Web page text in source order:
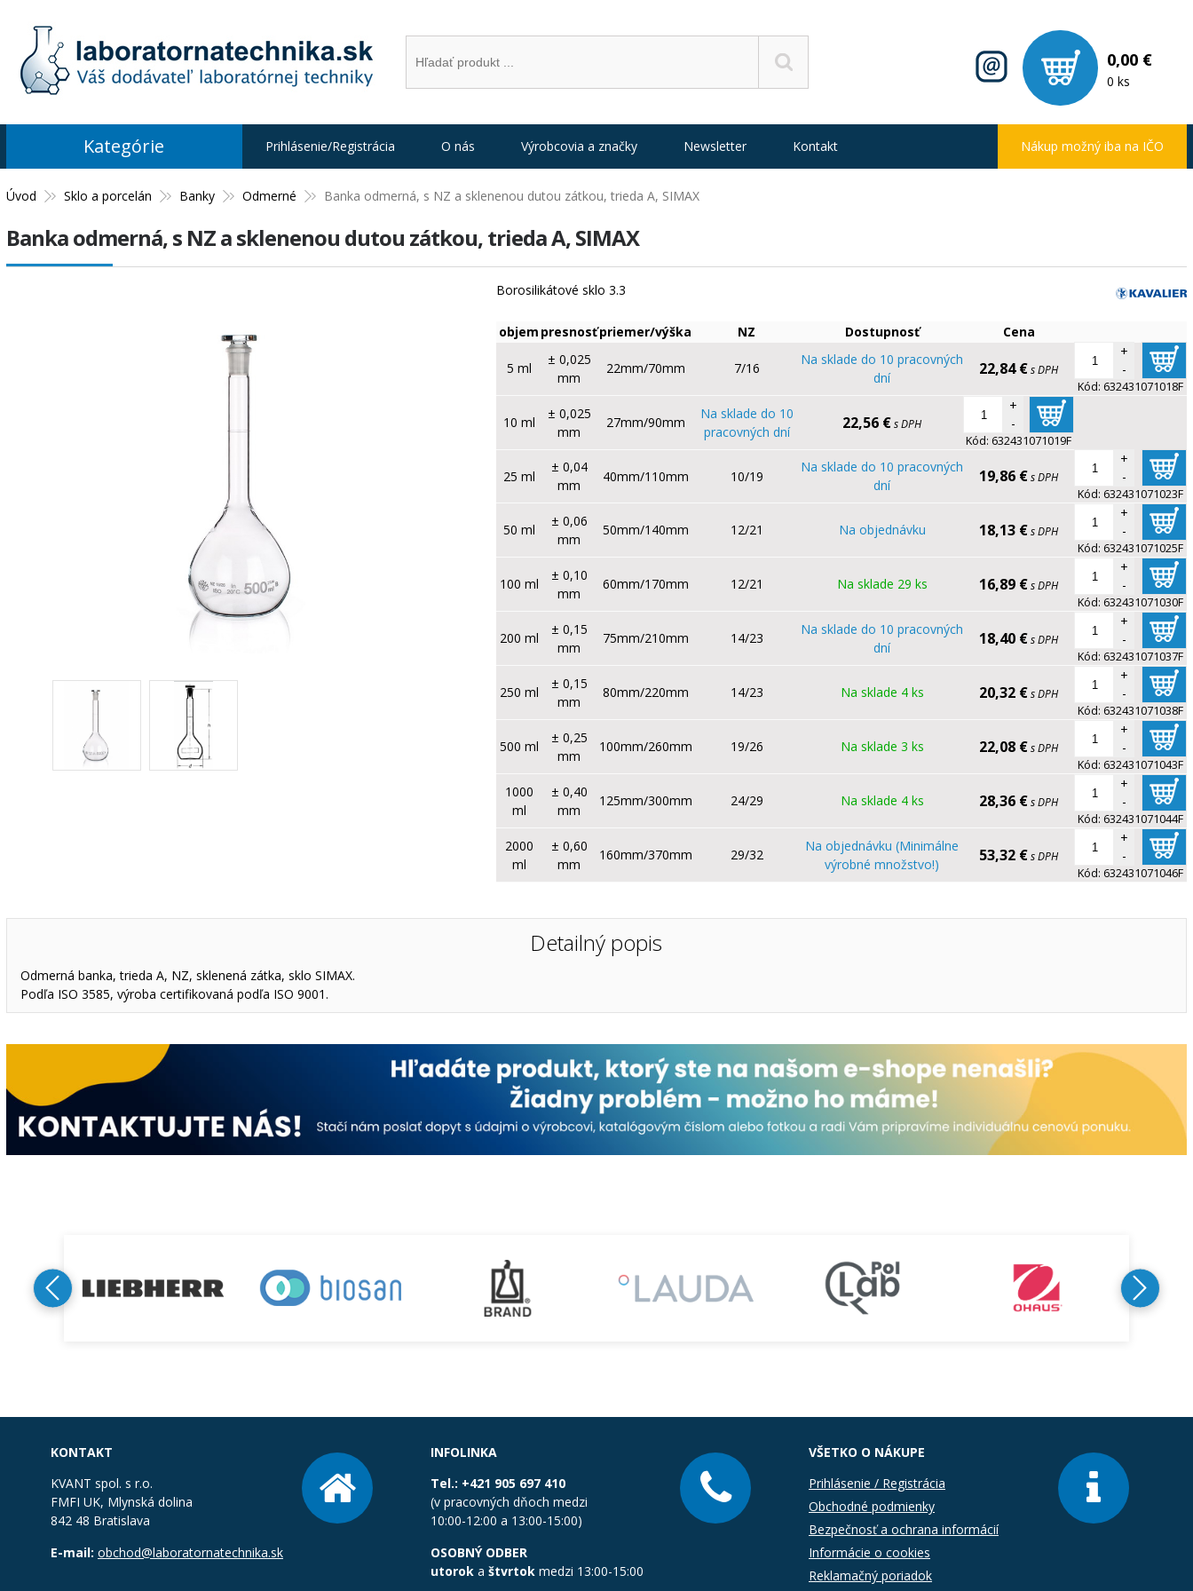
0,00 €
0 ks
Úvod Sklo a porcelán Banky Odmerné Banka odmerná, s NZ a sklenenou dutou zátkou, trieda A, SIMAX
Banka odmerná, s NZ a sklenenou dutou zátkou, trieda A, SIMAX
Borosilikátové sklo 3.3
objem presnosťpriemer/výška NZ Dostupnosť Cena
5 ml
± 0,025
mm
22mm/70mm 7/16
Na sklade do 10 pracovných
dní
22,84 €s DPH
+
-
Kód: 632431071018F
10 ml
± 0,025
mm
27mm/90mm
Na sklade do 10
pracovných dní
22,56 €s DPH
+
-
Kód: 632431071019F
25 ml
± 0,04
mm
40mm/110mm 10/19
Na sklade do 10 pracovných
dní
19,86 €s DPH
+
-
Kód: 632431071023F
50 ml
± 0,06
mm
50mm/140mm 12/21 Na objednávku 18,13 €s DPH
+
-
Kód: 632431071025F
100 ml
± 0,10
mm
60mm/170mm 12/21 Na sklade 29 ks 16,89 €s DPH
+
-
Kód: 632431071030F
200 ml
± 0,15
mm
75mm/210mm 14/23
Na sklade do 10 pracovných
dní
18,40 €s DPH
+
-
Kód: 632431071037F
250 ml
± 0,15
mm
80mm/220mm 14/23 Na sklade 4 ks 20,32 €s DPH
+
-
Kód: 632431071038F
500 ml
± 0,25
mm
100mm/260mm 19/26 Na sklade 3 ks 22,08 €s DPH
+
-
Kód: 632431071043F
1000
ml
± 0,40
mm
125mm/300mm 24/29 Na sklade 4 ks 28,36 €s DPH
+
-
Kód: 632431071044F
2000
ml
± 0,60
mm
160mm/370mm 29/32
Na objednávku (Minimálne
výrobné množstvo!)
53,32 €s DPH
+
-
Kód: 632431071046F
Detailný popis
Odmerná banka, trieda A, NZ, sklenená zátka, sklo SIMAX.
Podľa ISO 3585, výroba certifikovaná podľa ISO 9001.
Kategórie Prihlásenie/Registrácia O nás Výrobcovia a značky Newsletter Kontakt Nákup možný iba na IČO
KONTAKT
KVANT spol. s r.o.
FMFI UK, Mlynská dolina
842 48 Bratislava
E-mail: obchod@laboratornatechnika.sk
INFOLINKA
Tel.: +421 905 697 410
(v pracovných dňoch medzi
10:00-12:00 a 13:00-15:00)
OSOBNÝ ODBER
utorok a štvrtok medzi 13:00-15:00
VŠETKO O NÁKUPE
Prihlásenie / Registrácia
Obchodné podmienky
Bezpečnosť a ochrana informácií
Informácie o cookies
Reklamačný poriadok